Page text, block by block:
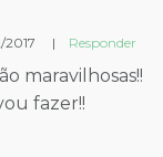
2017 | Responder
maravilhosas!!
fazer!!